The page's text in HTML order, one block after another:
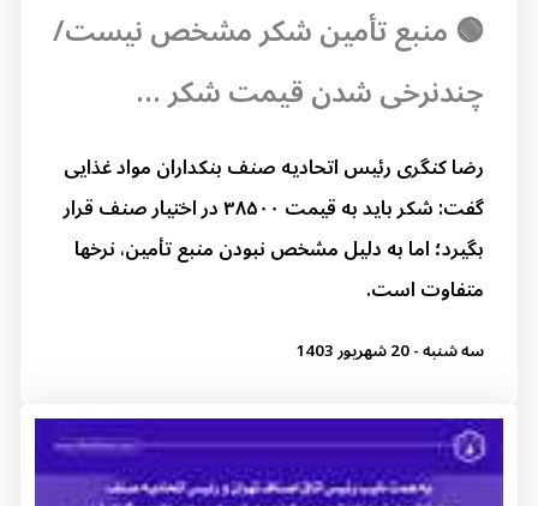
🟢 منبع تأمین شکر مشخص نیست/
چندنرخی شدن قیمت شکر ...
رضا کنگری رئیس اتحادیه صنف بنکداران مواد غذایی
گفت: شکر باید به قیمت ۳۸۵۰۰ در اختیار صنف قرار
بگیرد؛ اما به دلیل مشخص نبودن منبع تأمین، نرخها
متفاوت است.
سه شنبه - 20 شهریور 1403